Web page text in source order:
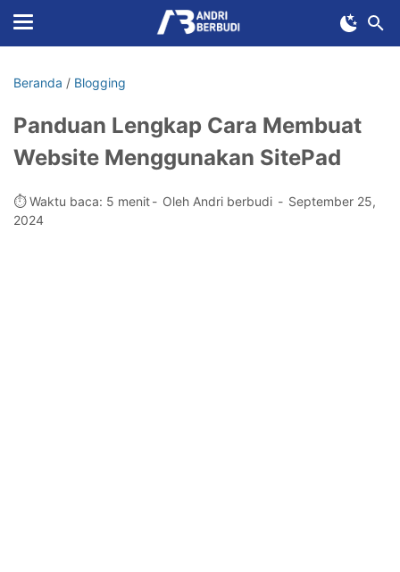
Beranda / Blogging
Panduan Lengkap Cara Membuat
Website Menggunakan SitePad
⏱️ Waktu baca: 5 menit Oleh Andri berbudi
September 25,
2024